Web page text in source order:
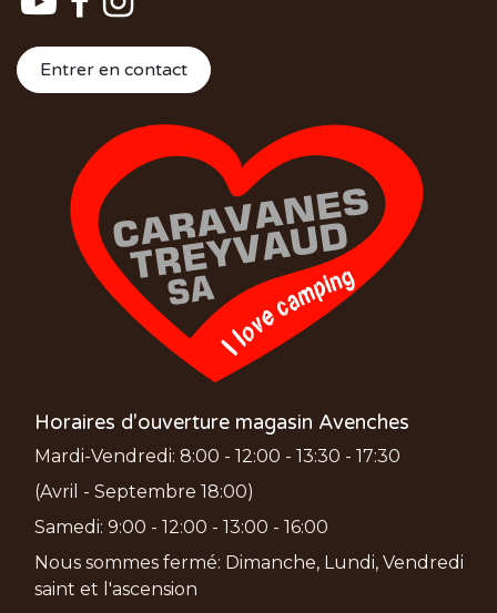
Entrer en contact
Horaires d'ouverture magasin Avenches
Mardi-Vendredi: 8:00 - 12:00 - 13:30 - 17:30
(Avril - Septembre 18:00)
Samedi: 9:00 - 12:00 - 13:00 - 16:00
Nous sommes fermé: Dimanche, Lundi, Vendredi
saint et l'ascension